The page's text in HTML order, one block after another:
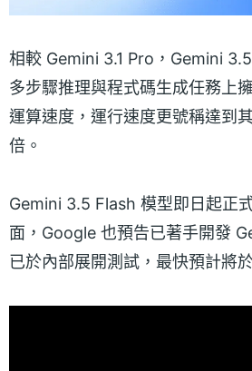
相較 Gemini 3.1 Pro，Gemini
多步驟推理與程式碼生成任務上
運算速度，運行速度更號稱達到
倍。
Gemini 3.5 Flash 模型即日起正
面，Google 也預告已著手開發
已於內部展開測試，最快預計將